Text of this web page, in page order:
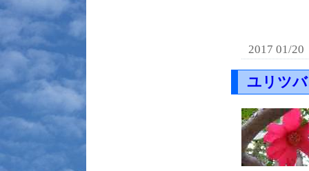
2017 01/20
ユリツ